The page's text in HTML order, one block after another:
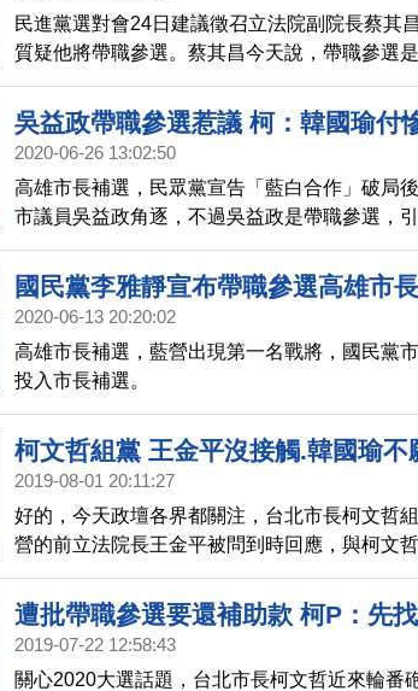
民進黨選對會24日建議徵召立法院副院長蔡其
質疑他將帶職參選。蔡其昌今天說，帶職參選
對的問題，他會傾聽各界意見，綜合考量，再
吳益政帶職參選惹議 柯：韓國瑜付
2020-06-26 13:02:50
高雄市長補選，民眾黨宣告「藍白合作」破局
市議員吳益政角逐，不過吳益政是帶職參選，
長柯文哲回應。
國民黨李雅靜宣布帶職參選高雄市
2020-06-13 20:20:02
高雄市長補選，藍營出現第一名戰將，國民黨
投入市長補選。
柯文哲組黨 王金平沒接觸.韓國瑜不
2019-08-01 20:11:27
好的，今天政壇各界都關注，台北市長柯文哲
營的前立法院長王金平被問到時回應，與柯文
黨人，不會參與台灣民眾黨運作，另外，對於
問題，高雄市長韓國瑜是不願多談。
遭批帶職參選要還補助款 柯P：先
2019-07-22 12:58:43
關心2020大選話題，台北市長柯文哲近來輪番